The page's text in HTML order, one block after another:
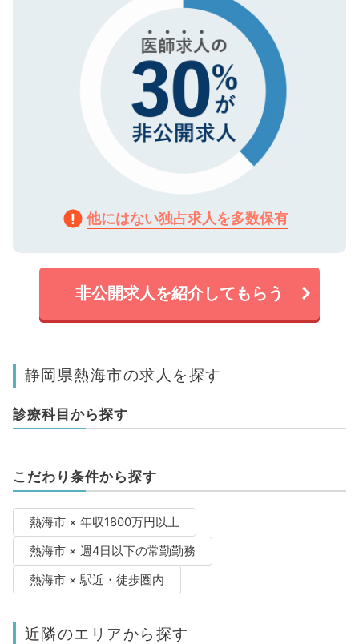
他にはない独占求人を多数保有
非公開求人を紹介してもらう
静岡県熱海市の求人を探す
診療科目から探す
こだわり条件から探す
熱海市 × 年収1800万円以上
熱海市 × 週4日以下の常勤勤務
熱海市 × 駅近・徒歩圏内
近隣のエリアから探す